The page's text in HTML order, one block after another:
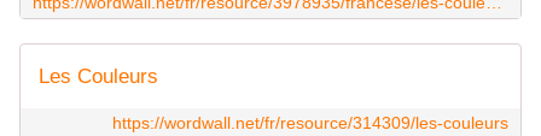
Les Couleurs
https://wordwall.net/fr/resource/314309/les-couleurs